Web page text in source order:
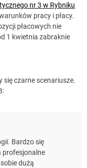
nr 3 w Rybniku
pracy i płacy.
płacowych nie
1 kwietnia zabraknie
się czarne scenariusze.
Bardzo się
profesjonalne
dużą